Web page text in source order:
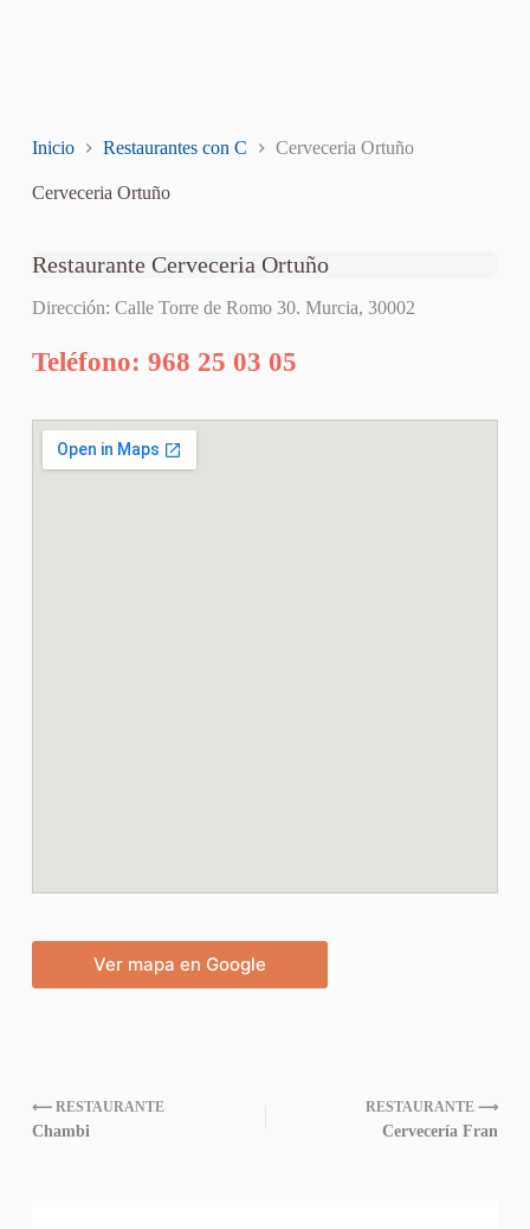
Inicio Restaurantes con C Cerveceria Ortuño
Cerveceria Ortuño
Restaurante Cerveceria Ortuño
Dirección: Calle Torre de Romo 30. Murcia, 30002
Teléfono: 968 25 03 05
Ver mapa en Google
⟵ RESTAURANTE
Chambi
RESTAURANTE ⟶
Cervecería Fran